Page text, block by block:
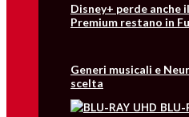
Disney+ perde anche
Premium restano in
Generi musicali e
scelta